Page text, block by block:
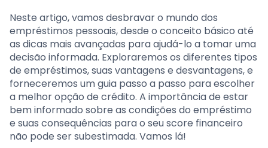
Neste artigo, vamos desbravar o mundo dos
empréstimos pessoais, desde o conceito básico até
as dicas mais avançadas para ajudá-lo a tomar uma
decisão informada. Exploraremos os diferentes tipos
de empréstimos, suas vantagens e desvantagens, e
forneceremos um guia passo a passo para escolher
a melhor opção de crédito. A importância de estar
bem informado sobre as condições do empréstimo
e suas consequências para o seu score financeiro
não pode ser subestimada. Vamos lá!